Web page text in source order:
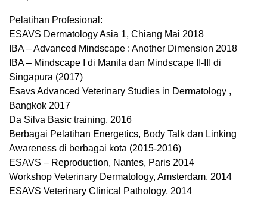
Pelatihan Profesional:
ESAVS Dermatology Asia 1, Chiang Mai 2018
IBA – Advanced Mindscape : Another Dimension 2018
IBA – Mindscape I di Manila dan Mindscape II-III di
Singapura (2017)
Esavs Advanced Veterinary Studies in Dermatology ,
Bangkok 2017
Da Silva Basic training, 2016
Berbagai Pelatihan Energetics, Body Talk dan Linking
Awareness di berbagai kota (2015-2016)
ESAVS – Reproduction, Nantes, Paris 2014
Workshop Veterinary Dermatology, Amsterdam, 2014
ESAVS Veterinary Clinical Pathology, 2014